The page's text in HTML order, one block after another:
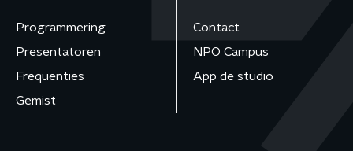
Programmering
Presentatoren
Frequenties
Gemist
Contact
NPO Campus
App de studio